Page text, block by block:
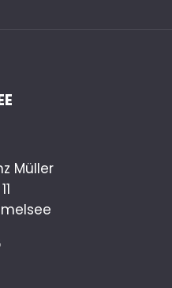
Müller